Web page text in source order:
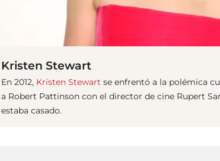
Kristen Stewart
En 2012, Kristen Stewart se enfrentó a la polémica
a Robert Pattinson con el director de cine Rupert
estaba casado.